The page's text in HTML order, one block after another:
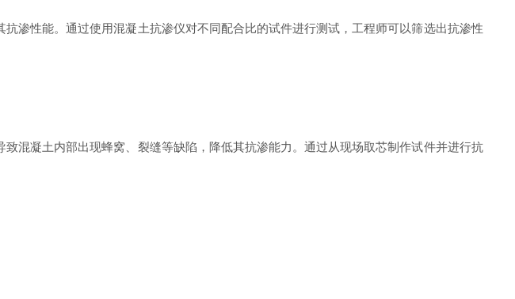
性能。通过使用混凝土抗渗仪对不同配合比的试件进行测试，工程师可以筛选出抗渗性
凝土内部出现蜂窝、裂缝等缺陷，降低其抗渗能力。通过从现场取芯制作试件并进行抗